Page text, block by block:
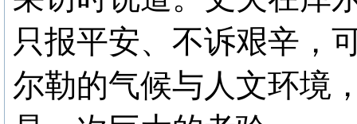
只报平安、不诉艰辛，
尔勒的气候与人文环境